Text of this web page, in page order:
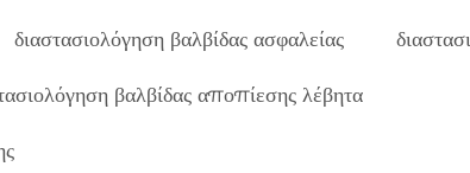
διαστασιολόγηση βαλβίδας ασφαλείας
βαλβίδας αποπίεσης λέβητα